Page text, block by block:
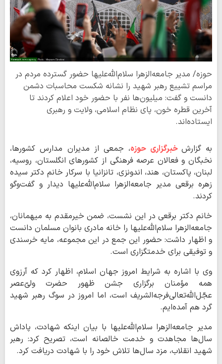
حوزه/ مدیر جامعه‌الزهرا سلام‌الله‌علیها حضور گسترده مردم در
مراسم تشییع رهبر شهید را نشانه شکست محاسبات دشمن
دانست و گفت: میلیون‌ها نفر با حضور خود اعلام کردند تا
آخرین قطره خون، پای نظام اسلامی، ولایت و رهبری
ایستاده‌اند.
به گزارش خبرگزاری حوزه، جمعی از مدیران مدارس کشورها،
نخبگان و فعالان عرصه فرهنگی از کشورهای انگلستان، روسیه،
لبنان، پاکستان، هند، اندونزی، تانزانیا با سرکار خانم دکتر سیده
زهره برقعی مدیر جامعه‌الزهرا سلام‌الله‌علیها دیدار و گفت‌وگو
کردند.
خانم دکتر برقعی در این نشست، ضمن خیرمقدم به میهمانان،
جامعه‌الزهرا سلام‌الله‌علیها را خانه مادری بانوان مسلمان دانست
و اظهار داشت: حضور این جمع در این مجموعه، مایه خرسندی
و توفیقی برای خدمتگزاری است.
وی با اشاره به شرایط امروز جهان اسلام، اظهار کرد که آرزوی
همه مؤمنان برگزاری جشن ظهور حضرت ولی‌ّعصر
عجّل‌الله‌تعالی‌فرجه‌الشریف است، اما امروز در سوگ رهبر شهید
گرد هم آمده‌ایم.
مدیر جامعه‌الزهرا سلام‌الله‌علیها با بیان اینکه شهادت، پاداش
سال‌ها مجاهدت و خدمت خالصانه است، تصریح کرد: رهبر
شهید انقلاب، مزد سال‌ها تلاش خود را با شهادت دریافت کرد.